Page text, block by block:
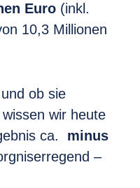
Euro (inkl.
10,3 Millionen
ob sie
wir heute
ca. minus
–